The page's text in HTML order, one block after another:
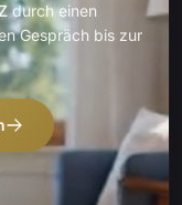
durch einen
Gespräch bis zur